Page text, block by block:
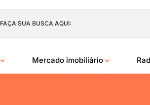
FAÇA SUA BUSCA AQUI:
Mercado imobiliário